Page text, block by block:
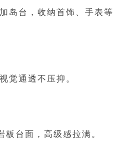
岛台，收纳首饰、手表等
觉通透不压抑。
台面，高级感拉满。